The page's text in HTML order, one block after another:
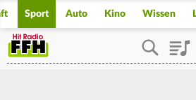
Sport Auto Kino Wissen